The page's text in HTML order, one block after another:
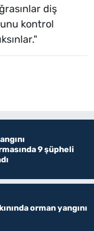
diş
kontrol
9 şüpheli
orman yangını